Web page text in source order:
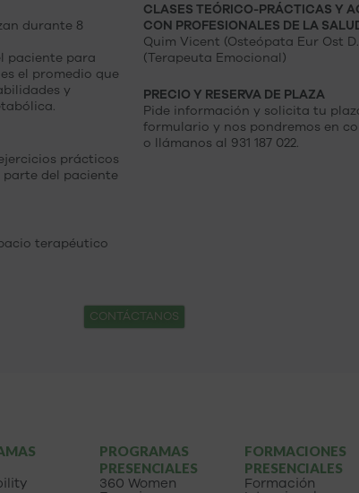
durante 8
paciente para
el promedio que
y
prácticos
del paciente
terapéutico
CLASES TEÓRICO-PRÁCTICAS Y
CON PROFESIONALES DE LA
Quim Vicent (Osteópata Eur Ost
(Terapeuta Emocional)
PRECIO Y RESERVA DE PLAZA
Pide información y solicita tu
formulario y nos pondremos en
o llámanos al 931 187 022.
CONTÁCTANOS
PROGRAMAS
PRESENCIALES
360 Women
FORMACIONES
PRESENCIALES
Formación